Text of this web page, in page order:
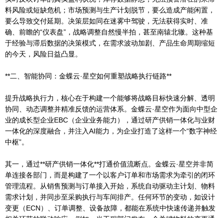
料风险或短缺危机；市场预测与生产计划脱节，要么造成产能闲置，
要么导致交付延期。决策层如同在迷雾中驾驶，无法获得实时、准
确、前瞻的“仪表盘”，战略调整自然慢半拍，甚至南辕北辙。这种基
于经验与滞后数据的决策模式，在需求波动加剧、产品生命周期缩短
的今天，风险日益凸显。
**二、智能协同：金蝶云·星空如何重塑战略执行链路**
提升战略执行力，核心在于构建一个能够将战略目标快速分解、透明
协同、动态调整并精准反馈的运营体系。金蝶云·星空作为面向中型企
业的成长型企业EBC（企业业务能力），通过研产供销一体化与业财
一体化的深度融合，并注入AI能力，为企业打造了这样一个“数字神经
中枢”。
其一，通过**研产供销一体化**打通价值流断点。金蝶云·星空并非简
单连接各部门，而是构建了一个以客户订单和市场需求为牵引的闭环
管理流程。从销售预测与订单接入开始，系统自动驱动主计划、物料
需求计划，并同步至采购执行与车间排产。任何环节的变动，如设计
变更（ECN）、订单调整、设备故障，都能在系统中快速传递并触发